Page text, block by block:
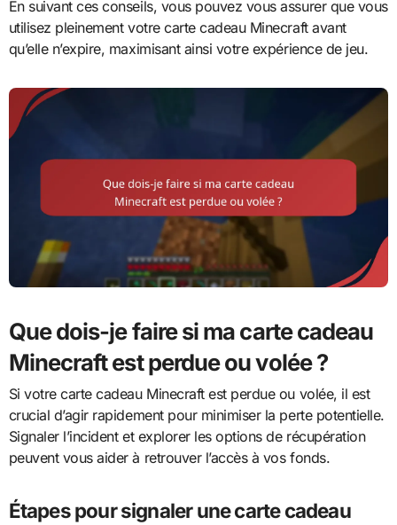
En suivant ces conseils, vous pouvez vous assurer que vous
utilisez pleinement votre carte cadeau Minecraft avant
qu’elle n’expire, maximisant ainsi votre expérience de jeu.
Que dois-je faire si ma carte cadeau
Minecraft est perdue ou volée ?
Si votre carte cadeau Minecraft est perdue ou volée, il est
crucial d’agir rapidement pour minimiser la perte potentielle.
Signaler l’incident et explorer les options de récupération
peuvent vous aider à retrouver l’accès à vos fonds.
Étapes pour signaler une carte cadeau